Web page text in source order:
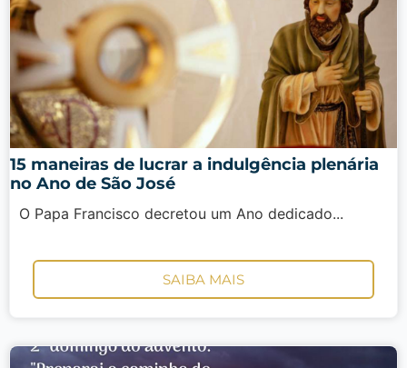
15 maneiras de lucrar a indulgência plenária
no Ano de São José
O Papa Francisco decretou um Ano dedicado...
SAIBA MAIS